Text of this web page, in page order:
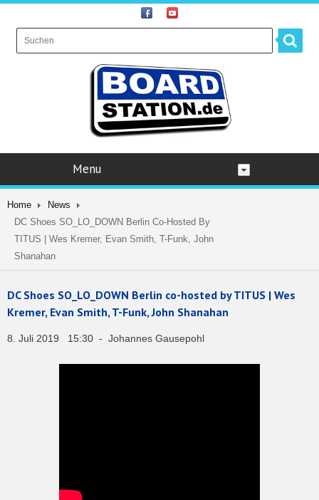
Menu
Home
News
DC Shoes SO_LO_DOWN Berlin Co-Hosted By
TITUS | Wes Kremer, Evan Smith, T-Funk, John
Shanahan
DC Shoes SO_LO_DOWN Berlin co-hosted by TITUS | Wes
Kremer, Evan Smith, T-Funk, John Shanahan
8. Juli 2019 15:30 - Johannes Gausepohl